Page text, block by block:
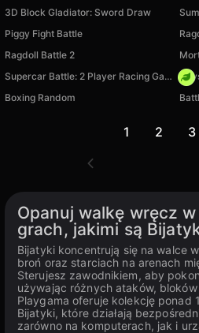
3D Block Gladiator: Sword Draw
Piggy Fight Battle
Ragdoll Battle 2
Supercar Battle: 2 Player Racing Game
Boxing Random
1 2 3
Opanuj walkę wręcz
grach, jakimi są
Bijatyki koncentrują się na walce
broń oraz starciach na arenach
Sterujesz zawodnikiem, aby
używając różnych ataków,
Playgama oferuje kolekcję ponad
Bijatyki, które działają
zarówno na komputerach, jak i